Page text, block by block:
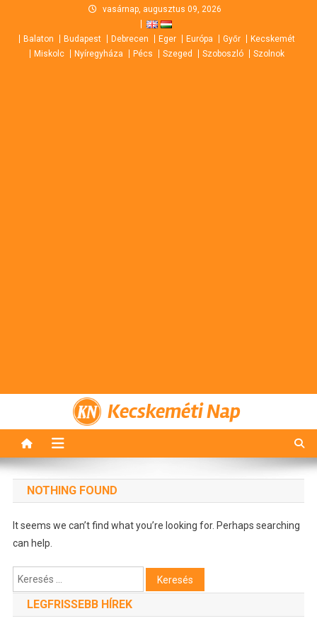
content
vasárnap, augusztus 09, 2026
Balaton Budapest Debrecen Eger Európa Győr
Kecskemét
Miskolc
Nyíregyháza Pécs Szeged Szoboszló Szolnok
Kecskeméti Nap
NOTHING FOUND
It seems we can’t find what you’re looking for. Perhaps searching
can help.
Keresés:
LEGFRISSEBB HÍREK